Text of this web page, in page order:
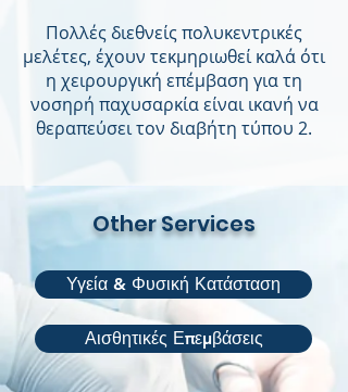
Πολλές διεθνείς πολυκεντρικές
μελέτες, έχουν τεκμηριωθεί καλά ότι
η χειρουργική επέμβαση για τη
νοσηρή παχυσαρκία είναι ικανή να
θεραπεύσει τον διαβήτη τύπου 2.
Other Services
Υγεία & Φυσική Κατάσταση
Αισθητικές Επεμβάσεις